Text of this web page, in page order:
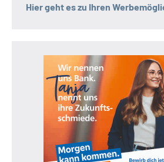
Hier geht es zu Ihren